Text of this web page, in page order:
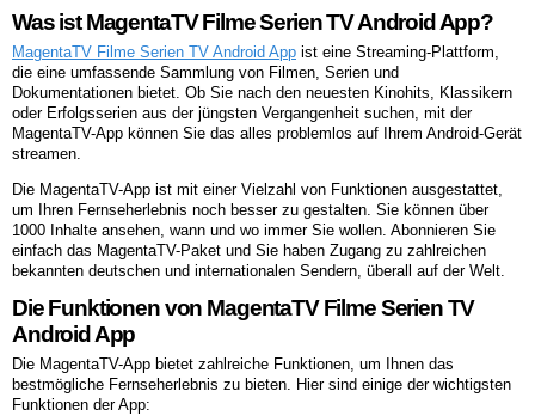
Was ist MagentaTV Filme Serien TV Android App?
MagentaTV Filme Serien TV Android App ist eine Streaming-Plattform,
die eine umfassende Sammlung von Filmen, Serien und
Dokumentationen bietet. Ob Sie nach den neuesten Kinohits, Klassikern
oder Erfolgsserien aus der jüngsten Vergangenheit suchen, mit der
MagentaTV-App können Sie das alles problemlos auf Ihrem Android-Gerät
streamen.
Die MagentaTV-App ist mit einer Vielzahl von Funktionen ausgestattet,
um Ihren Fernseherlebnis noch besser zu gestalten. Sie können über
1000 Inhalte ansehen, wann und wo immer Sie wollen. Abonnieren Sie
einfach das MagentaTV-Paket und Sie haben Zugang zu zahlreichen
bekannten deutschen und internationalen Sendern, überall auf der Welt.
Die Funktionen von MagentaTV Filme Serien TV
Android App
Die MagentaTV-App bietet zahlreiche Funktionen, um Ihnen das
bestmögliche Fernseherlebnis zu bieten. Hier sind einige der wichtigsten
Funktionen der App: